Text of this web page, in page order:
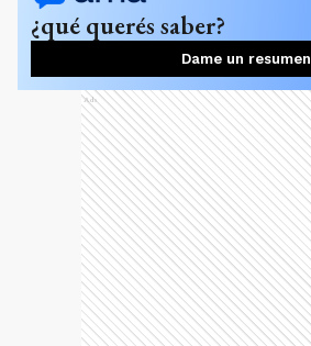
¿qué querés saber?
Dame un resumen
Ads